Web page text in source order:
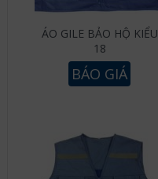
ÁO GILE BẢO HỘ KIỂU
18
BÁO GIÁ